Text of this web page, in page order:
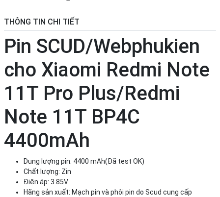
THÔNG TIN CHI TIẾT
Pin SCUD/Webphukien
cho Xiaomi Redmi Note
11T Pro Plus/Redmi
Note 11T BP4C
4400mAh
Dung lượng pin: 4400 mAh(Đã test OK)
Chất lượng: Zin
Điện áp: 3.85V
Hãng sản xuất: Mạch pin và phôi pin do Scud cung cấp